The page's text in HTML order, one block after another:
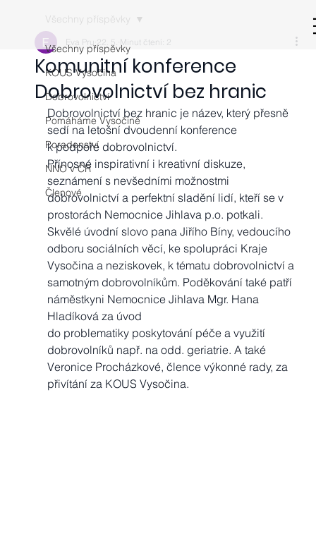
Všechny příspěvky
KOUS Vysočina
Dobrovolnictví
Pomáháme Vysočině
Poradenství
NNO v ČR
Členové
Všechny příspěvky
Komunitní konference
Dobrovolnictví bez hranic
Eva Pru 22. 5. Minut čtení: 2
Dobrovolnictví bez hranic je název, který přesně
sedí na letošní dvoudenní konference
k podpoře dobrovolnictví.
Přínosné inspirativní i kreativní diskuze,
seznámení s nevšedními možnostmi
dobrovolnictví a perfektní sladění lidí, kteří se v
prostorách Nemocnice Jihlava p.o. potkali.
Skvělé úvodní slovo pana Jiřího Bíny, vedoucího
odboru sociálních věcí, ke spolupráci Kraje
Vysočina a neziskovek, k tématu dobrovolnictví a
samotným dobrovolníkům. Poděkování také patří
náměstkyni Nemocnice Jihlava Mgr. Hana
Hladíková za úvod
do problematiky poskytování péče a využití
dobrovolníků např. na odd. geriatrie. A také
Veronice Procházkové, člence výkonné rady, za
přivítání za KOUS Vysočina.